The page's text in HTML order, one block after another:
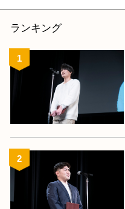
送
り
ー
ジ
ジ
ランキング